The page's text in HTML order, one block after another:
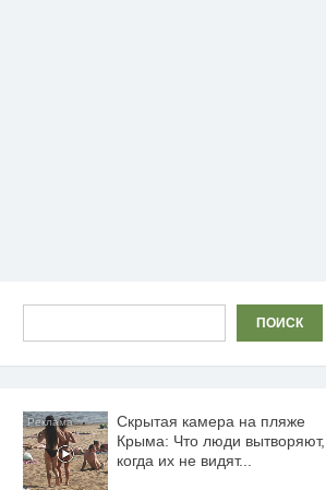
ПОИСК
Скрытая камера на пляже
Крыма: Что люди вытворяют,
когда их не видят...